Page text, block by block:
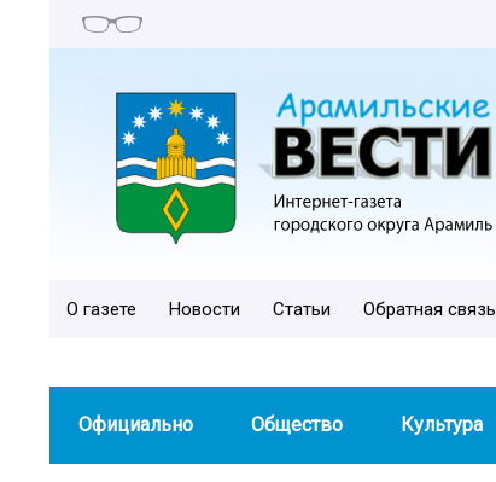
О газете Новости Статьи Обратная связь
Официально Общество Культура